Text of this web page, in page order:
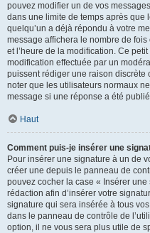
pouvez modifier un de vos
dans une limite de temps après que
quelqu’un a déjà répondu à votre
message affichera le nombre de
et l’heure de la modification. Ce petit
modification effectuée par un
puissent rédiger une raison
noter que les utilisateurs normaux
message si une réponse a été
Haut
Comment puis-je insérer une
Pour insérer une signature à un de
créer une depuis le panneau de
pouvez cocher la case « Insérer
rédaction afin d’insérer votre
signature qui sera insérée à tous
dans le panneau de contrôle de
option, il ne vous sera plus utile de